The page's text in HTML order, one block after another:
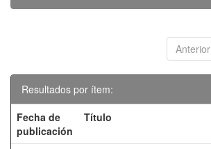
Anterior
Resultados por ítem:
Fecha de
publicación
Título